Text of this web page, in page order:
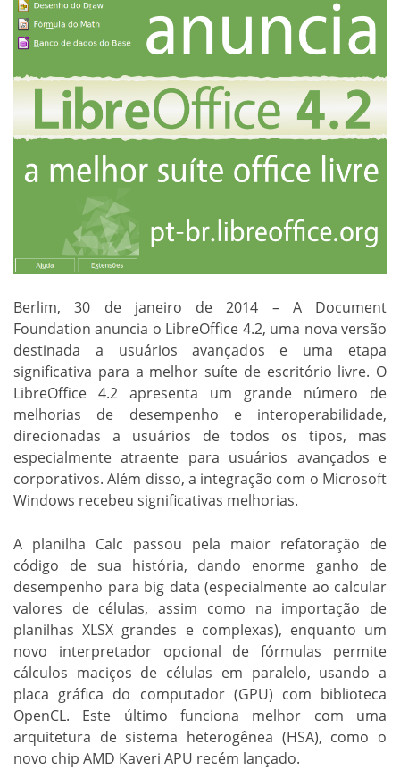
Berlim, 30 de janeiro de 2014 – A Document
Foundation anuncia o LibreOffice 4.2, uma nova versão
destinada a usuários avançados e uma etapa
significativa para a melhor suíte de escritório livre. O
LibreOffice 4.2 apresenta um grande número de
melhorias de desempenho e interoperabilidade,
direcionadas a usuários de todos os tipos, mas
especialmente atraente para usuários avançados e
corporativos. Além disso, a integração com o Microsoft
Windows recebeu significativas melhorias.
A planilha Calc passou pela maior refatoração de
código de sua história, dando enorme ganho de
desempenho para big data (especialmente ao calcular
valores de células, assim como na importação de
planilhas XLSX grandes e complexas), enquanto um
novo interpretador opcional de fórmulas permite
cálculos maciços de células em paralelo, usando a
placa gráfica do computador (GPU) com biblioteca
OpenCL. Este último funciona melhor com uma
arquitetura de sistema heterogênea (HSA), como o
novo chip AMD Kaveri APU recém lançado.